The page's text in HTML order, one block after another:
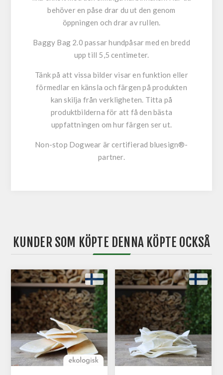
behöver en påse drar du ut den genom
öppningen och drar av rullen.
Baggy Bag 2.0 passar hundpåsar med en bredd
upp till 5,5 centimeter.
Tänk på att vissa bilder visar en funktion eller
förmedlar en känsla och färgen på produkten
kan skilja från verkligheten. Titta på
produktbilderna för att få den bästa
uppfattningen om hur färgen ser ut.
Non-stop Dogwear är certifierad bluesign®-
partner.
KUNDER SOM KÖPTE DENNA KÖPTE OCKSÅ